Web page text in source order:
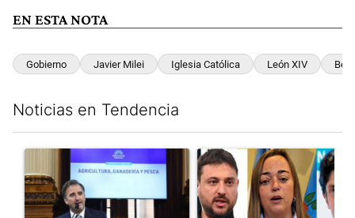
EN ESTA NOTA
Gobierno Javier Milei Iglesia Católica León XIV
Noticias en Tendencia
Un artículo de tendencia con el título "Di Tullio impugnó a
Un artículo de tendencia con